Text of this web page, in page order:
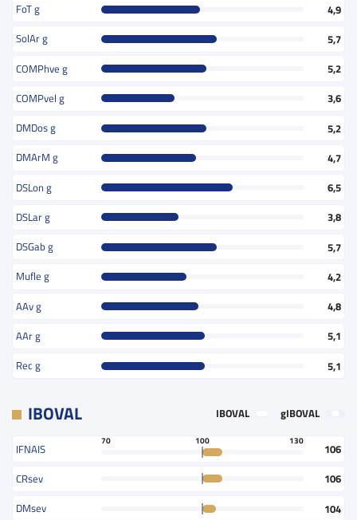
FoT g
4,9
SolAr g
5,7
COMPhve g
5,2
COMPvel g
3,6
DMDos g
5,2
DMArM g
4,7
DSLon g
6,5
DSLar g
3,8
DSGab g
5,7
Mufle g
4,2
AAv g
4,8
AAr g
5,1
Rec g
5,1
IBOVAL IBOVAL gIBOVAL
IFNAIS
70 100 130
106
CRsev
106
DMsev
104